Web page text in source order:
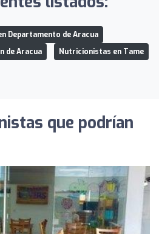
Departamento de Aracua
de Aracua
Nutricionistas en Tame
que podrían